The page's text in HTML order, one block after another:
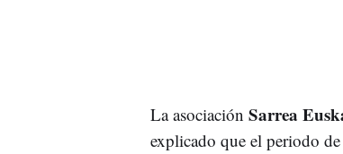
La asociación Sarrea
explicado que el periodo de